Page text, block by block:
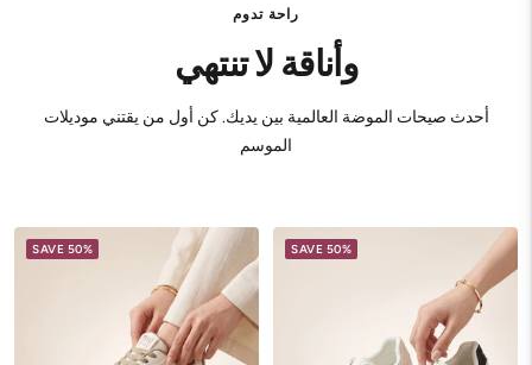
راحة تدوم
وأناقة لا تنتهي
أحدث صيحات الموضة العالمية بين يديك. كن أول من يقتني موديلات
الموسم
SAVE 50% SAVE 50%